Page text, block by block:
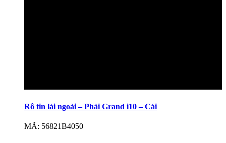
Rô tin lái ngoài – Phải Grand i10 – Cái
MÃ: 56821B4050